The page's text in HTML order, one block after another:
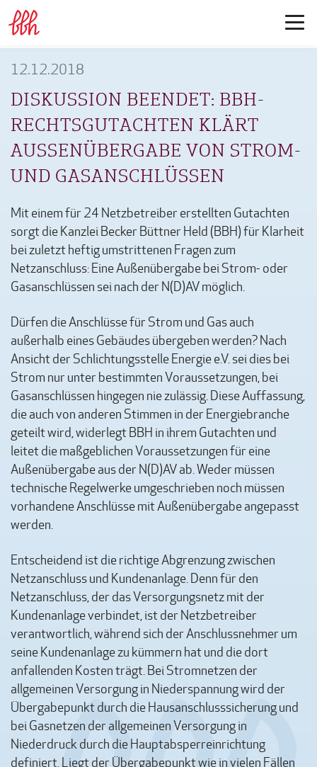
12.12.2018
DISKUSSION BEENDET: BBH-
RECHTSGUTACHTEN KLÄRT
AUSSENÜBERGABE VON STROM- U
ND GASANSCHLÜSSEN
Mit einem für 24 Netzbetreiber erstellten Gutachten
sorgt die Kanzlei Becker Büttner Held (BBH) für Klarheit
bei zuletzt heftig umstrittenen Fragen zum
Netzanschluss: Eine Außenübergabe bei Strom- oder
Gasanschlüssen sei nach der N(D)AV möglich.
Dürfen die Anschlüsse für Strom und Gas auch
außerhalb eines Gebäudes übergeben werden? Nach
Ansicht der Schlichtungsstelle Energie e.V. sei dies bei
Strom nur unter bestimmten Voraussetzungen, bei
Gasanschlüssen hingegen nie zulässig. Diese Auffassung,
die auch von anderen Stimmen in der Energiebranche
geteilt wird, widerlegt BBH in ihrem Gutachten und
leitet die maßgeblichen Voraussetzungen für eine
Außenübergabe aus der N(D)AV ab. Weder müssen
technische Regelwerke umgeschrieben noch müssen
vorhandene Anschlüsse mit Außenübergabe angepasst
werden.
Entscheidend ist die richtige Abgrenzung zwischen
Netzanschluss und Kundenanlage. Denn für den
Netzanschluss, der das Versorgungsnetz mit der
Kundenanlage verbindet, ist der Netzbetreiber
verantwortlich, während sich der Anschlussnehmer um
seine Kundenanlage zu kümmern hat und die dort
anfallenden Kosten trägt. Bei Stromnetzen der
allgemeinen Versorgung in Niederspannung wird der
Übergabepunkt durch die Hausanschlusssicherung und
bei Gasnetzen der allgemeinen Versorgung in
Niederdruck durch die Hauptabsperreinrichtung
definiert. Liegt der Übergabepunkt wie in vielen Fällen